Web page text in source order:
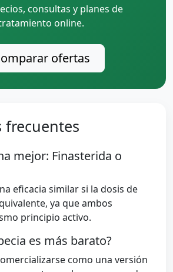
consultas y planes de
online.
ofertas
frecuentes
mejor: Finasterida o
eficacia similar si la dosis de
ya que ambos
principio activo.
es más barato?
como una versión